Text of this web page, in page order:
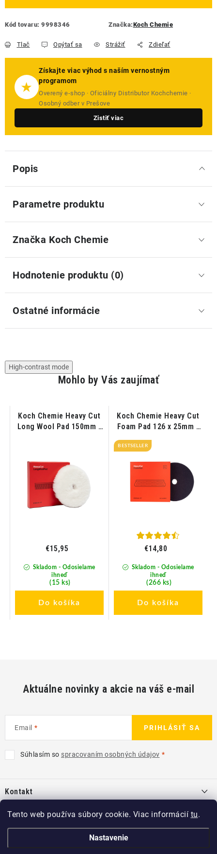
Tento web používa súbory cookie. Viac informácií tu.
Nastavenie
Kód tovaru: 9998346 Značka:Koch Chemie
Tlač Opýtať sa Strážiť Zdieľať
★
Získajte viac výhod s naším vernostným
programom
Overený e-shop · Oficiálny Distributor Kochchemie ·
Osobný odber v Prešove
Zistiť viac
Popis
Parametre produktu
Značka Koch Chemie
Hodnotenie produktu (0)
Ostatné informácie
High-contrast mode
Mohlo by Vás zaujímať
Koch Chemie Heavy Cut
Long Wool Pad 150mm -
Skladom - Odosielame
ihneď
(15 ks)
€15,95
Do košíka
Koch Chemie Heavy Cut
Foam Pad 126 x 25mm -
BESTSELLER
Skladom - Odosielame
ihneď
(266 ks)
€14,80
Do košíka
Aktuálne novinky a akcie na váš e-mail
Email
Súhlasím so spracovaním osobných údajov
PRIHLÁSIŤ SA
pKontakt
info @ kcshop.sk
+421 918 725 111
Kategórie